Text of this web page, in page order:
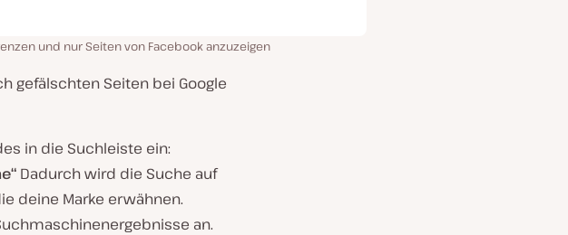
und nur Seiten von Facebook anzuzeigen
gefälschten Seiten bei Google
in die Suchleiste ein:
Dadurch wird die Suche auf
deine Marke erwähnen.
an.